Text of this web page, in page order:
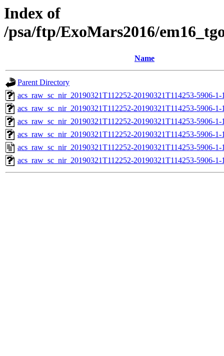
Index of
/psa/ftp/ExoMars2016/
Name
Parent Directory
acs_raw_sc_nir_20190321T112252-20190321T114253-5906-
acs_raw_sc_nir_20190321T112252-20190321T114253-5906-
acs_raw_sc_nir_20190321T112252-20190321T114253-5906-
acs_raw_sc_nir_20190321T112252-20190321T114253-5906-
acs_raw_sc_nir_20190321T112252-20190321T114253-5906-
acs_raw_sc_nir_20190321T112252-20190321T114253-5906-